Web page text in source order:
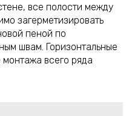
все полости между
загерметизировать
пеной по
швам. Горизонтальные
всего ряда